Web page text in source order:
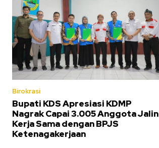
Birokrasi
Bupati KDS Apresiasi KDMP
Nagrak Capai 3.005 Anggota Jalin
Kerja Sama dengan BPJS
Ketenagakerjaan